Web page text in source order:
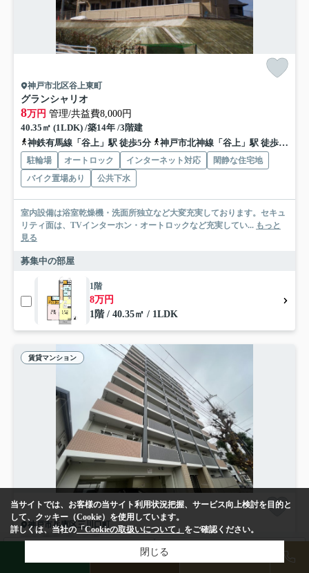
物件検索
神戸市北区谷上東町
グランシャリオ
8万円 管理/共益費8,000円
40.35㎡ (1LDK) /築14年 /3階建
神鉄有馬線「谷上」駅 徒歩5分
神戸市北神線「谷上」駅 徒歩5分
駐輪場 オートロック インターネット対応
閑静な住宅地
バイク置場あり
公共下水
室内設備は浴室乾燥機・洗面所独立など大変充実しております。セキュ
リティ面は、TVインターホン・オートロックなど充実してい... もっと
見る
募集中の部屋
1階
8万円
1階 / 40.35㎡ / 1LDK
賃貸マンション
神戸市兵庫区三川口町
MJC神戸ブレイヴ
管理/共益費8,000円
当サイトでは、お客様の当サイト利用状況把握、サービス向上検討を目的と
して、クッキー（Cookie）を使用しています。
詳しくは、当社の「Cookieの取扱いについて」 をご確認ください。
閉じる